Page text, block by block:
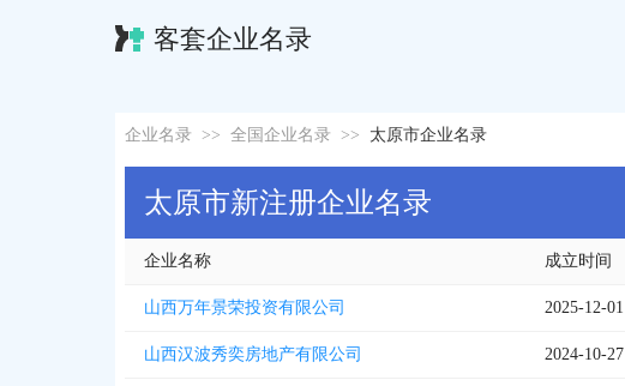
客套企业名录
企业名录 >> 全国企业名录 >> 太原市企业名录
太原市新注册企业名录
企业名称 成立时间
山西万年景荣投资有限公司 2025-12-01
山西汉波秀奕房地产有限公司 2024-10-27